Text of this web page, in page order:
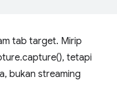
tab target. Mirip
tetapi
bukan streaming